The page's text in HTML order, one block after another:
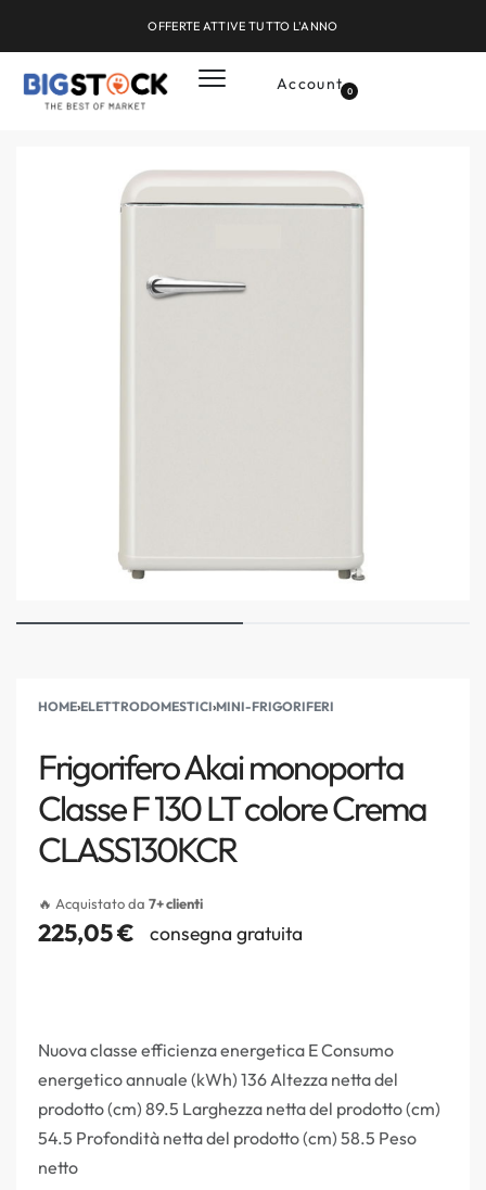
OFFERTE ATTIVE TUTTO L'ANNO
Account 0
HOME›ELETTRODOMESTICI›MINI-FRIGORIFERI
Frigorifero Akai monoporta
Classe F 130 LT colore Crema
CLASS130KCR
🔥 Acquistato da 7+ clienti
225,05€ consegna gratuita
Nuova classe efficienza energetica E Consumo
energetico annuale (kWh) 136 Altezza netta del
prodotto (cm) 89.5 Larghezza netta del prodotto (cm)
54.5 Profondità netta del prodotto (cm) 58.5 Peso
netto